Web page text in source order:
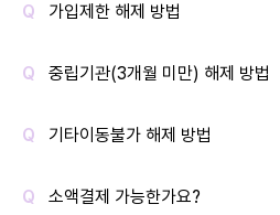
가입제한 해제 방법
중립기관(3개월 미만) 해제 방법
기타이동불가 해제 방법
소액결제 가능한가요?